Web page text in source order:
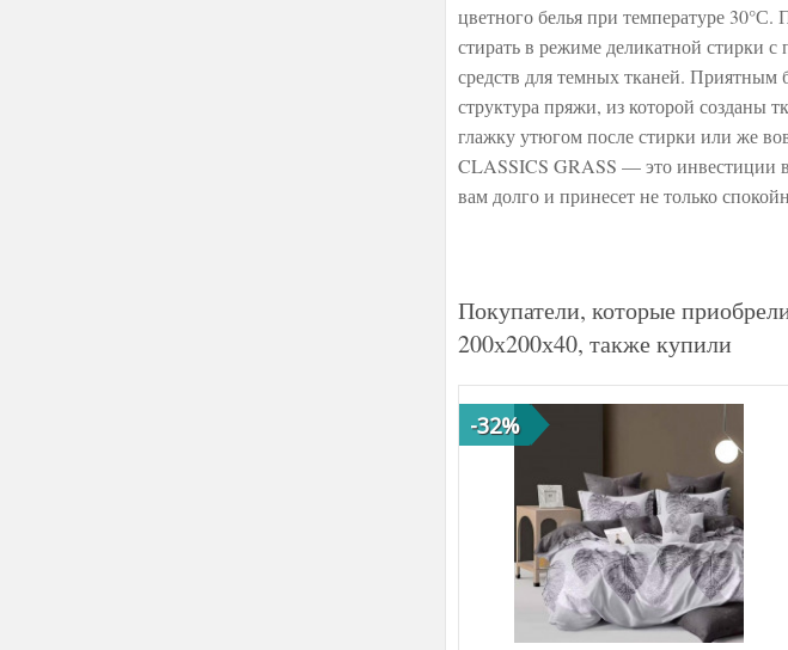
цветного белья при температуре 30°С.
стирать в режиме деликатной стирки
средств для темных тканей. Приятным
структура пряжи, из которой созданы
глажку утюгом после стирки или же
CLASSICS GRASS — это инвестиции в
вам долго и принесет не только
Покупатели, которые
200х200х40, также купили
-32%